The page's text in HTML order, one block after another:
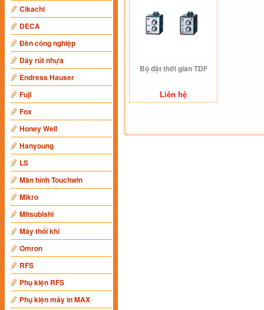
Cikachi
DECA
Đèn công nghiệp
Dây rút nhựa
Endress Hauser
Fuji
Fox
Honey Well
Hanyoung
LS
Màn hình Touchwin
Mikro
Mitsubishi
Máy thổi khí
Omron
RFS
Phụ kiện RFS
Phụ kiện máy in MAX
Bộ đặt thời gian TDF
Liên hệ